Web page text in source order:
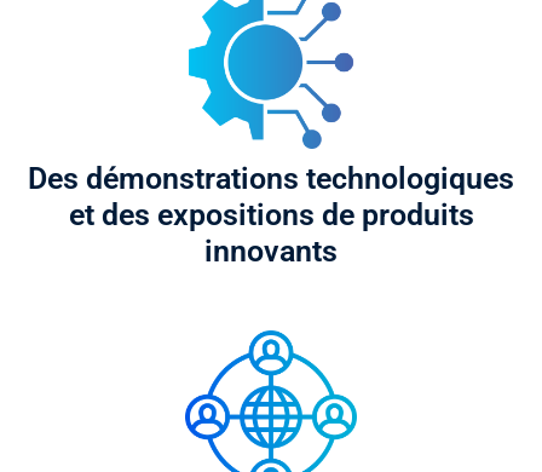
Des démonstrations technologiques
et des expositions de produits
innovants